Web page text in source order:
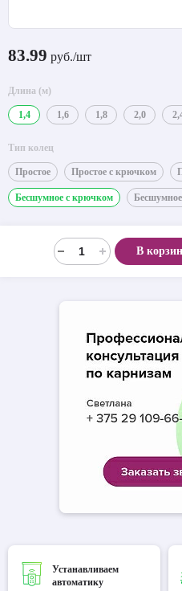
83.99 руб./шт
Длина (м)
1,4 1,6 1,8 2,0
Тип колец
Простое Простое с крючком
Бесшумное с крючком
В
Устанавливаем
автоматику